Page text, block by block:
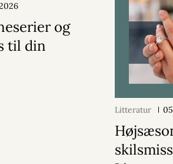
og
til din
Litteratur